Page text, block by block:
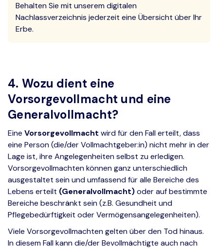
Behalten Sie mit unserem digitalen
Nachlassverzeichnis jederzeit eine Übersicht über Ihr
Erbe.
4. Wozu dient eine
Vorsorgevollmacht und eine
Generalvollmacht?
Eine Vorsorgevollmacht wird für den Fall erteilt, dass
eine Person (die/der Vollmachtgeber:in) nicht mehr in der
Lage ist, ihre Angelegenheiten selbst zu erledigen.
Vorsorgevollmachten können ganz unterschiedlich
ausgestaltet sein und umfassend für alle Bereiche des
Lebens erteilt (Generalvollmacht)oder auf bestimmte
Bereiche beschränkt sein (z.B. Gesundheit und
Pflegebedürftigkeit oder Vermögensangelegenheiten).
Viele Vorsorgevollmachten gelten über den Tod hinaus.
In diesem Fall kann die/der Bevollmächtigte auch nach